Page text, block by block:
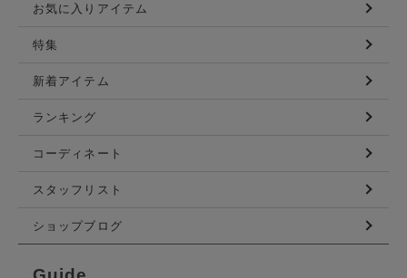
お気に入りアイテム
特集
新着アイテム
ランキング
コーディネート
スタッフリスト
ショップブログ